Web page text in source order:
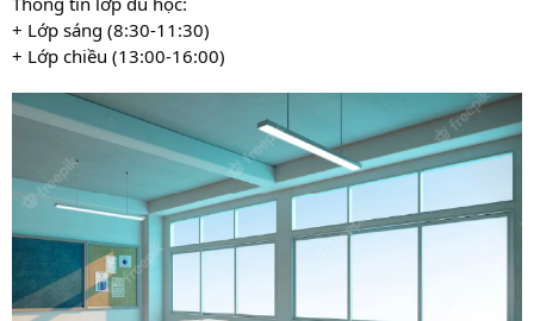
+ Lớp sáng (8:30-11:30)
+ Lớp chiều (13:00-16:00)